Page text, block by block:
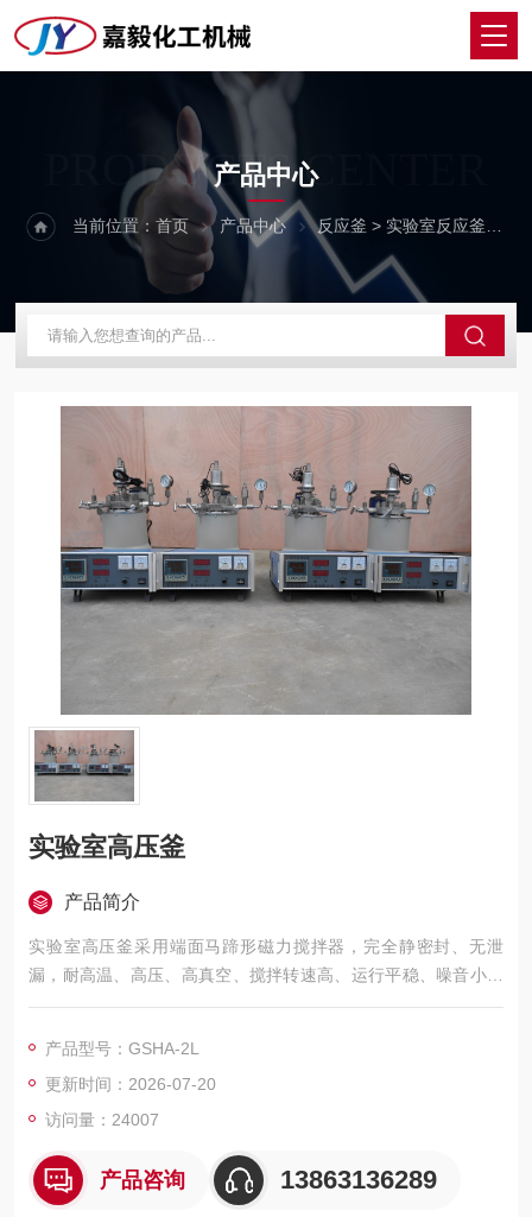
PRODUCTS CENTER
产品中心
当前位置：首页 产品中心 反应釜 > 实验室反应釜
实验室高压釜
产品简介
实验室高压釜采用端面马蹄形磁力搅拌器，完全静密封、无泄
漏，耐高温、高压、高真空、搅拌转速高、运行平稳、噪音小、
适用范围广、使用简单、操作方便等特点
产品型号：GSHA-2L
更新时间：2026-07-20
访问量：24007
产品咨询 13863136289